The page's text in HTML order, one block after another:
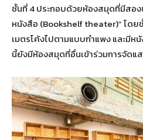
ชั้นที่ 4 ประกอบด้วยห้องสมุดที่มีสอง
หนังสือ (Bookshelf theater)” โด
เมตรโค้งไปตามแบบกำแพง และมีห
นี้ยังมีห้องสมุดที่อื่นเข้าร่วมการจัดแ